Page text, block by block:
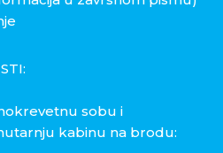
sobu i
kabinu na brodu: